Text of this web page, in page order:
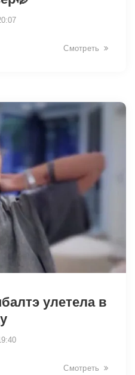
Смотреть
улетела в
Смотреть